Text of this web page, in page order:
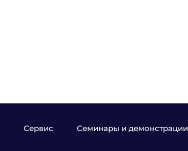
Сервис Семинары и демонстрации